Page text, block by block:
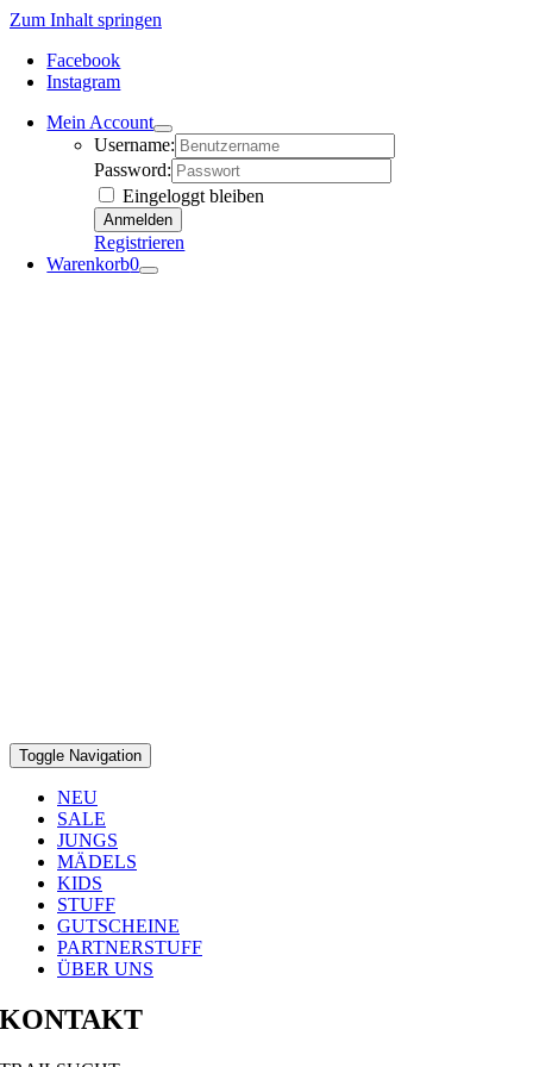
Zum Inhalt springen
Facebook
Instagram
Mein Account
Username:
Password:
Eingeloggt bleiben
Registrieren
Warenkorb0
Toggle Navigation
NEU
SALE
JUNGS
MÄDELS
KIDS
STUFF
GUTSCHEINE
PARTNERSTUFF
ÜBER UNS
KONTAKT